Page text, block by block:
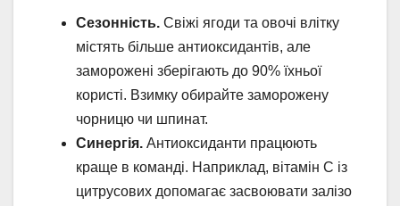
Сезонність. Свіжі ягоди та овочі влітку
містять більше антиоксидантів, але
заморожені зберігають до 90% їхньої
користі. Взимку обирайте заморожену
чорницю чи шпинат.
Синергія. Антиоксиданти працюють
краще в команді. Наприклад, вітамін C із
цитрусових допомагає засвоювати залізо